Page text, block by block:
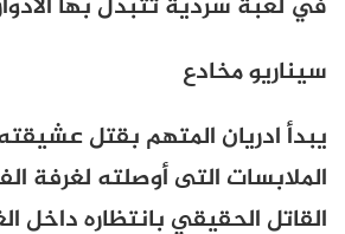
سيناريو مخادع
يبدأ ادريان المتهم بقتل
الملابسات التى أوصلته لغرفة
القاتل الحقيقي بانتظاره داخل